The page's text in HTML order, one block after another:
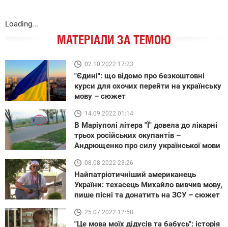
Loading...
МАТЕРІАЛИ ЗА ТЕМОЮ
02.10.2022 17:23
"Єдині": що відомо про безкоштовні
курси для охочих перейти на українську
мову – сюжет
14.09.2022 01:14
В Маріуполі літера "Ї" довела до лікарні
трьох російських окупантів –
Андрющенко про силу української мови
08.08.2022 23:26
Найпатріотичніший американець
України: техасець Михайло вивчив мову,
пише пісні та донатить на ЗСУ – сюжет
25.07.2022 12:58
"Це мова моїх дідусів та бабусь": історія